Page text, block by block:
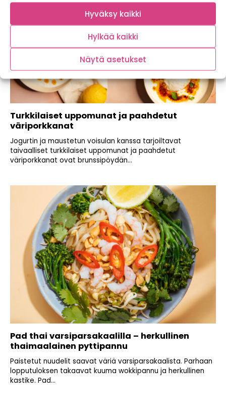
Hyväksy kaikki
Hylkää kaikki
Näytä asetukset
Turkkilaiset uppomunat ja paahdetut
väriporkkanat
Jogurtin ja maustetun voisulan kanssa tarjoiltavat
taivaalliset turkkilaiset uppomunat ja paahdetut
väriporkkanat ovat brunssipöydän...
Pad thai varsiparsakaalilla – herkullinen
thaimaalainen pyttipannu
Paistetut nuudelit saavat väriä varsiparsakaalista. Parhaan
lopputuloksen takaavat kuuma wokkipannu ja herkullinen
kastike. Pad...